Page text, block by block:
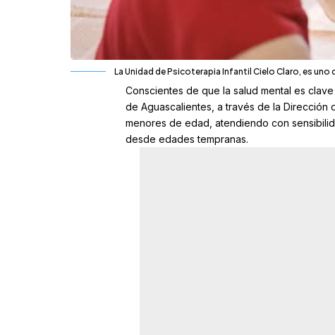
La Unidad de Psicoterapia Infantil Cielo Claro, es
Conscientes de que la salud mental es
de Aguascalientes, a través de la
menores de edad, atendiendo con
desde edades tempranas.